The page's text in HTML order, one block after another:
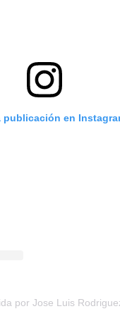
publicación en
por Jose Luis